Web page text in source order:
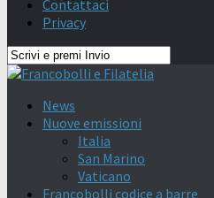
Contattaci
Privacy
News
Nuove emissioni
Italia
San Marino
Vaticano
Francobolli codice a barre